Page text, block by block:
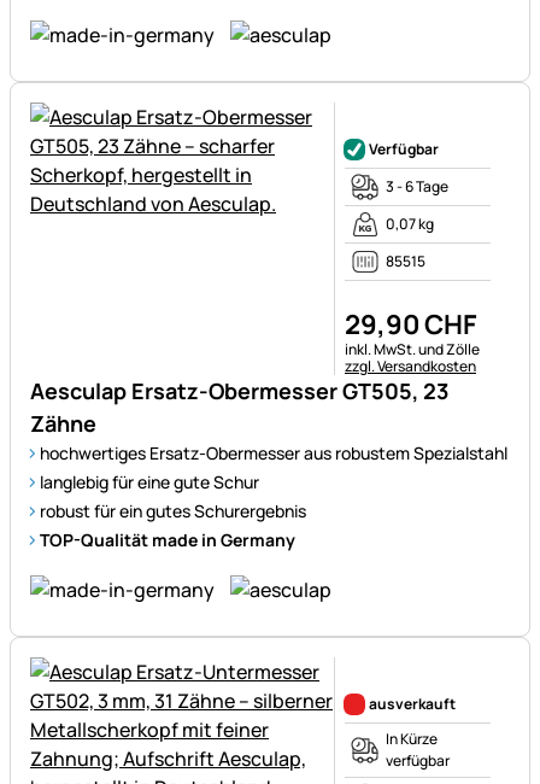
Aesculap Ersatz-Obermesser GT505, 23
Zähne
hochwertiges Ersatz-Obermesser aus robustem Spezialstahl
langlebig für eine gute Schur
robust für ein gutes Schurergebnis
TOP-Qualität made in Germany
Verfügbar
3 - 6 Tage
0,07 kg
85515
29,90CHF
Steuerhinweis:
inkl. MwSt. und Zölle
zzgl. Versandkosten
ausverkauft
In Kürze
verfügbar